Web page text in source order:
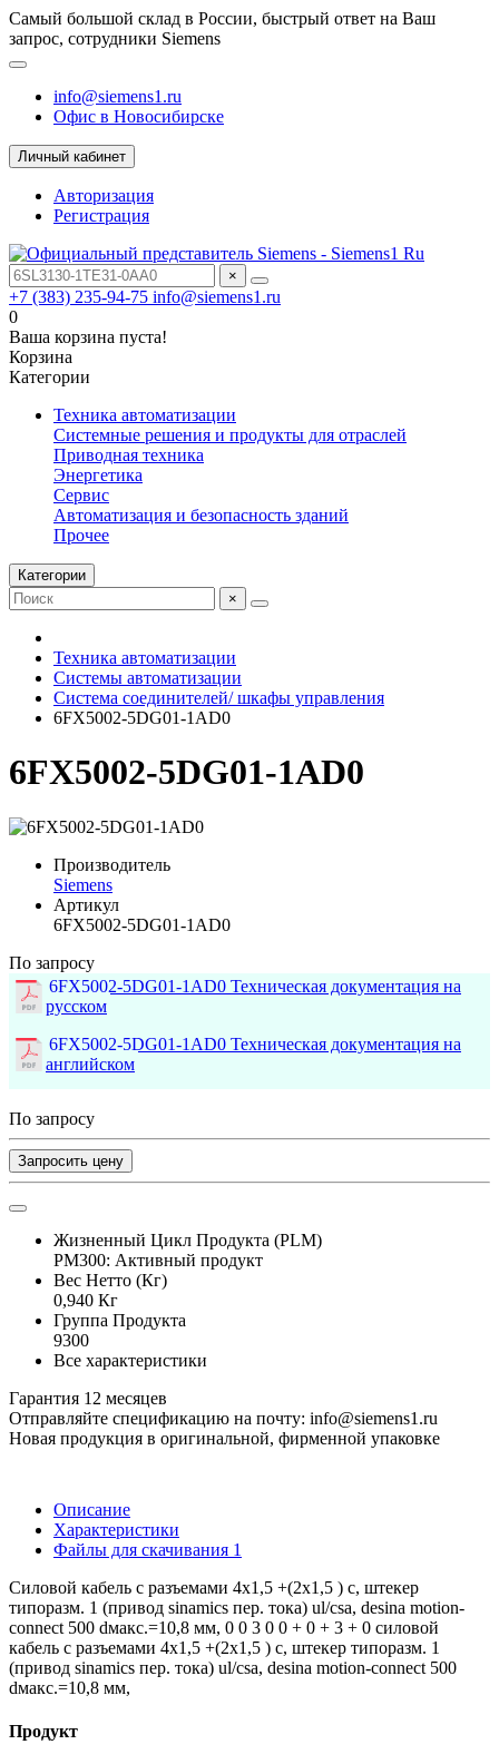
Самый большой склад в России, быстрый ответ на Ваш
запрос, сотрудники Siemens
info@siemens1.ru
Офис в Новосибирске
Личный кабинет
Авторизация
Регистрация
×
+7 (383) 235-94-75 info@siemens1.ru
0
Ваша корзина пуста!
Корзина
Категории
Техника автоматизации
Системные решения и продукты для отраслей
Приводная техника
Энергетика
Сервис
Автоматизация и безопасность зданий
Прочее
Категории
×
Техника автоматизации
Системы автоматизации
Система соединителей/ шкафы управления
6FX5002-5DG01-1AD0
6FX5002-5DG01-1AD0
Производитель
Siemens
Артикул
6FX5002-5DG01-1AD0
По запросу
6FX5002-5DG01-1AD0 Техническая документация на
русском
6FX5002-5DG01-1AD0 Техническая документация на
английском
По запросу
Запросить цену
Жизненный Цикл Продукта (PLM)
PM300: Активный продукт
Вес Нетто (Кг)
0,940 Кг
Группа Продукта
9300
Все характеристики
Гарантия 12 месяцев
Отправляйте спецификацию на почту: info@siemens1.ru
Новая продукция в оригинальной, фирменной упаковке
Описание
Характеристики
Файлы для скачивания 1
Силовой кабель с разъемами 4x1,5 +(2x1,5 ) c, штекер
типоразм. 1 (привод sinamics пер. тока) ul/csa, desina motion-
connect 500 dмакс.=10,8 мм, 0 0 3 0 0 + 0 + 3 + 0 силовой
кабель с разъемами 4x1,5 +(2x1,5 ) c, штекер типоразм. 1
(привод sinamics пер. тока) ul/csa, desina motion-connect 500
dмакс.=10,8 мм,
Продукт